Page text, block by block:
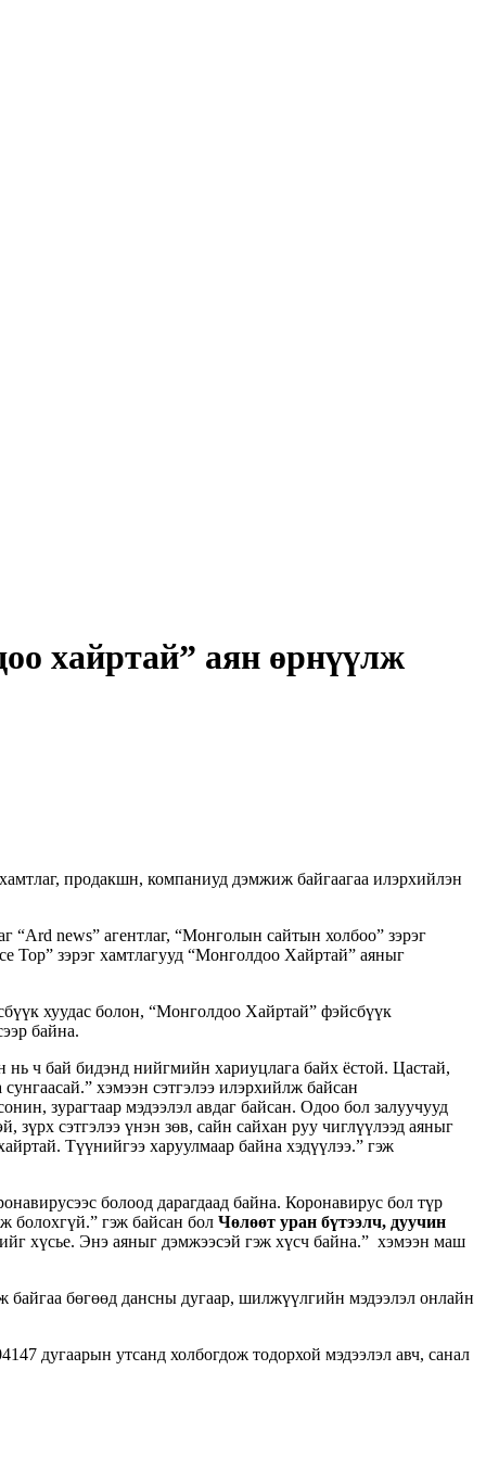
хайртай” аян өрнүүлж
продакшн, компаниуд дэмжиж байгаагаа илэрхийлэн
“Ard news” агентлаг, “Монголын сайтын холбоо” зэрэг
Top” зэрэг хамтлагууд “Монголдоо Хайртай” аяныг
хуудас болон, “Монголдоо Хайртай” фэйсбүүк
байна.
ч бай бидэнд нийгмийн хариуцлага байх ёстой. Цастай,
хэмээн сэтгэлээ илэрхийлж байсан
зурагтаар мэдээлэл авдаг байсан. Одоо бол залуучууд
зүрх сэтгэлээ үнэн зөв, сайн сайхан руу чиглүүлээд аяныг
Түүнийгээ харуулмаар байна хэдүүлээ.” гэж
болоод дарагдаад байна. Коронавирус бол түр
болохгүй.” гэж байсан бол Чөлөөт уран бүтээлч, дуучин
хүсье. Энэ аяныг дэмжээсэй гэж хүсч байна.” хэмээн маш
бөгөөд дансны дугаар, шилжүүлгийн мэдээлэл онлайн
дугаарын утсанд холбогдож тодорхой мэдээлэл авч, санал